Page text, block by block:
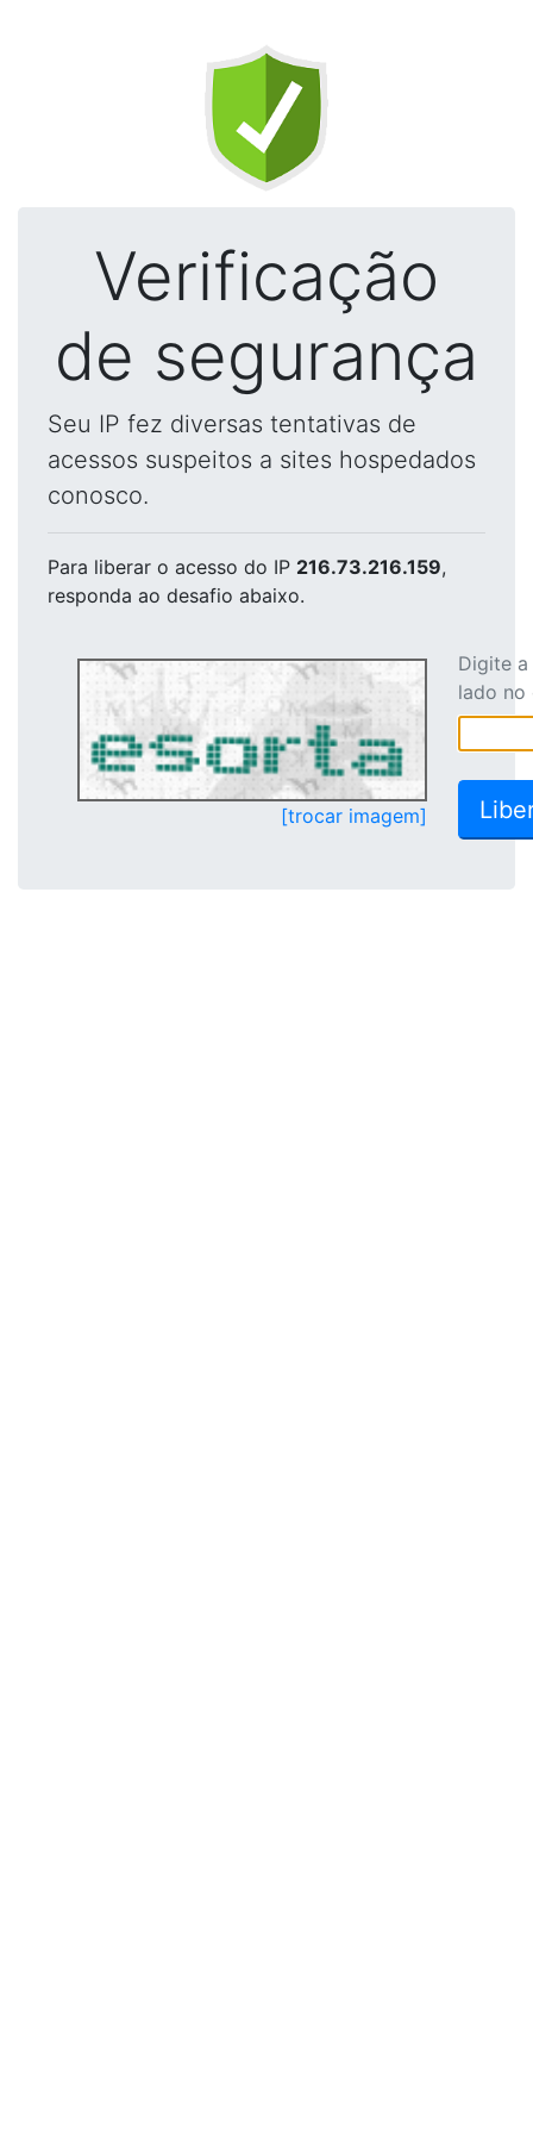
Verificação
de segurança
Seu IP fez diversas tentativas de
acessos suspeitos a sites hospedados
conosco.
Para liberar o acesso do IP 216.73.216.159,
responda ao desafio abaixo.
[trocar imagem]
Digite
lado no